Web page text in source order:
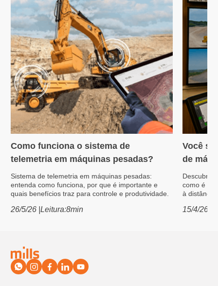
Máquinas pesadas
Como funciona o sistema de
telemetria em máquinas pesadas?
Sistema de telemetria em máquinas pesadas:
entenda como funciona, por que é importante e
quais benefícios traz para controle e produtividade.
26/5/26 |Leitura:8min
Você
de
Descubra
como é
à distância.
15/4/26